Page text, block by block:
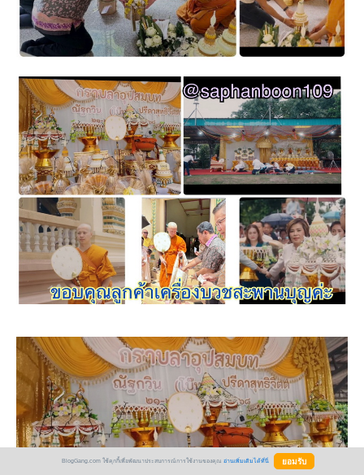
BlogGang.com ใช้คุกกี้เพื่อพัฒนาประสบการณ์การใช้งานของคุณ อ่านเพิ่มเติมได้ที่นี่